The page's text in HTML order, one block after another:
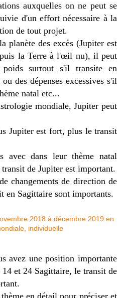
auxquelles on ne peut se
d'un effort nécessaire à la
de tout projet.
planète des excès (Jupiter est
la Terre à l'œil nu), il peut
surtout s'il transite en
des dépenses excessives s'il
natal etc...
mondiale, Jupiter peut
Jupiter est fort, plus le transit
avec dans leur thème natal
de Jupiter est important.
changements de direction de
en Sagittaire sont importants.
avez une position importante
14 et 24 Sagittaire, le transit de